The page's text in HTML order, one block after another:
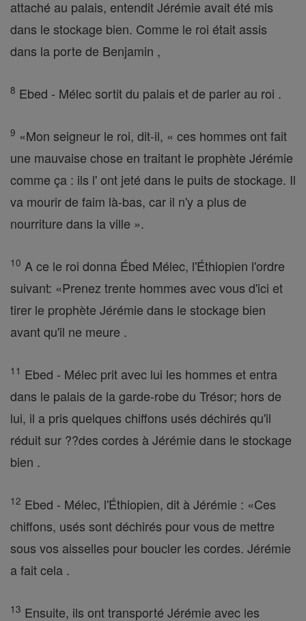
attaché au palais, entendit Jérémie avait été mis
dans le stockage bien. Comme le roi était assis
dans la porte de Benjamin ,
8 Ebed - Mélec sortit du palais et de parler au roi .
9 «Mon seigneur le roi, dit-il, « ces hommes ont fait
une mauvaise chose en traitant le prophète Jérémie
comme ça : ils l' ont jeté dans le puits de stockage. Il
va mourir de faim là-bas, car il n'y a plus de
nourriture dans la ville ».
10 A ce le roi donna Ébed Mélec, l'Éthiopien l'ordre
suivant: «Prenez trente hommes avec vous d'ici et
tirer le prophète Jérémie dans le stockage bien
avant qu'il ne meure .
11 Ebed - Mélec prit avec lui les hommes et entra
dans le palais de la garde-robe du Trésor; hors de
lui, il a pris quelques chiffons usés déchirés qu'il
réduit sur ??des cordes à Jérémie dans le stockage
bien .
12 Ebed - Mélec, l'Éthiopien, dit à Jérémie : «Ces
chiffons, usés sont déchirés pour vous de mettre
sous vos aisselles pour boucler les cordes. Jérémie
a fait cela .
13 Ensuite, ils ont transporté Jérémie avec les